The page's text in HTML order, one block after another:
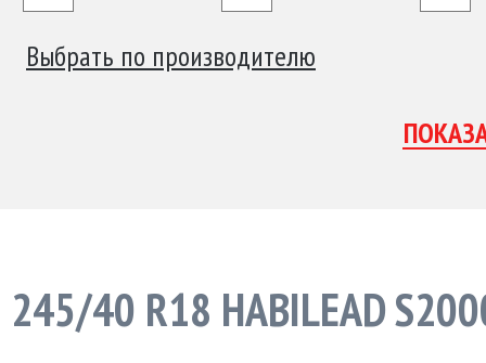
Выбрать по производителю
245/40 R18 HABILEAD